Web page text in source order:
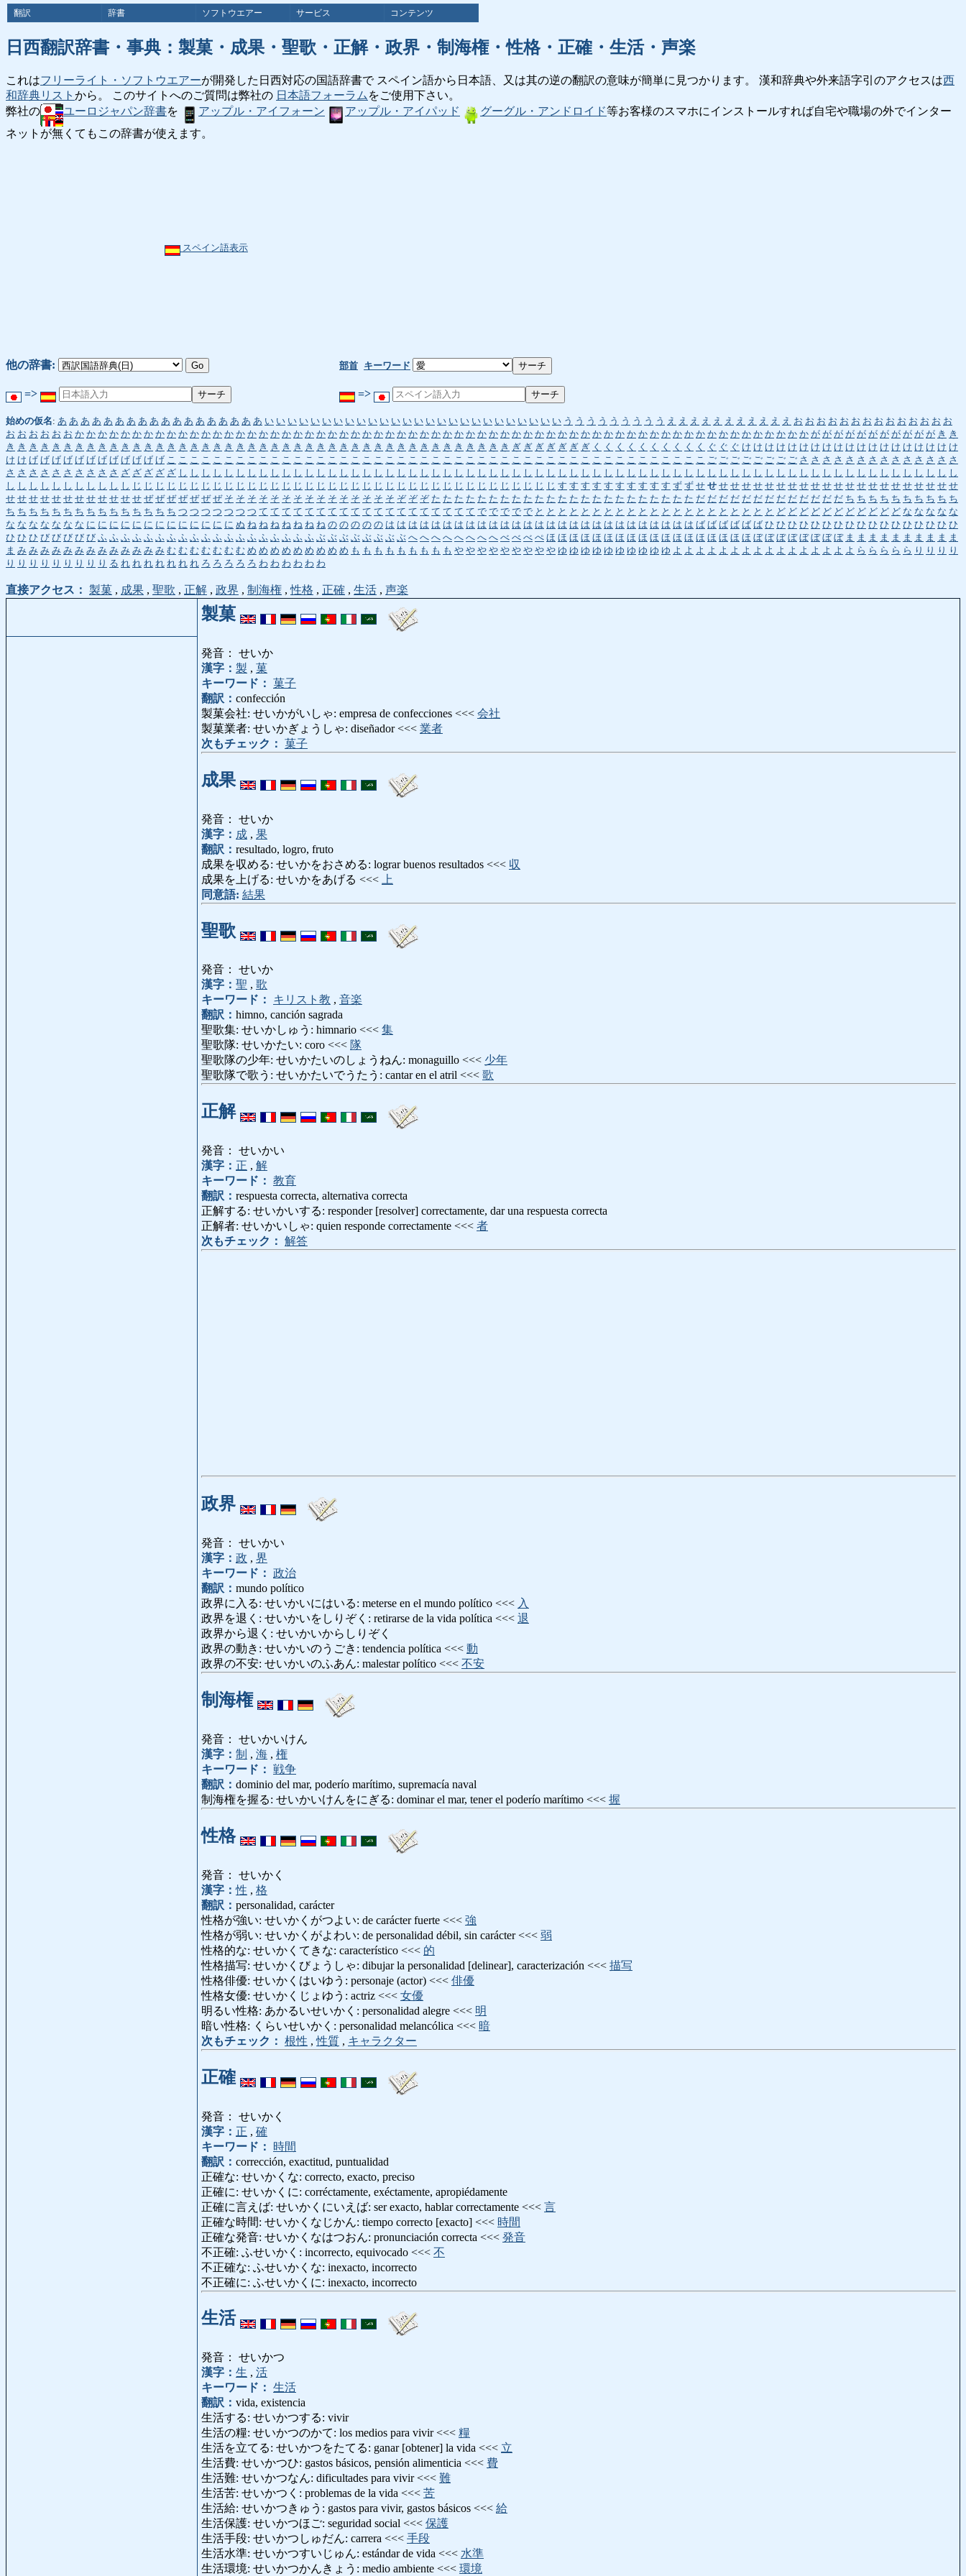
翻訳 辞書 ソフトウエアー サービス コンテンツ
日西翻訳辞書・事典：製菓・成果・聖歌・正解・政界・制海権・性格・正確・生活・声楽
これはフリーライト・ソフトウエアーが開発した日西対応の国語辞書で スペイン語から日本語、又は其の逆の翻訳の意味が簡単に見つかります。 漢和辞典や外来語字引のアクセスは西
和辞典リスト から。 このサイトへのご質問は弊社の 日本語フォーラム をご使用下さい。
弊社の
ユーロジャパン辞書を アップル・アイフォーン アップル・アイパッド グーグル・アンドロイド等お客様のスマホにインストールすれば自宅や職場の外でインター
ネットが無くてもこの辞書が使えます。
スペイン語表示
他の辞書: 部首 キーワード
=> =>
始めの仮名: あ あ あ あ あ あ あ あ あ あ あ あ あ あ あ あ あ あ い い い い い い い い い い い い い い い い い い い い い い い い い い う う う う う う う う う え え え え え え え え え え え お お お お お お お お お お お お お お
お お お お お お か か か か か か か か か か か か か か か か か か か か か か か か か か か か か か か か か か か か か か か か か か か か か か か か か か か か か か か か か か か か か か か か が が が が が が が が が が が き き
き き き き き き き き き き き き き き き き き き き き き き き き き き き き き き き き き き き き き き き き き き き き ぎ ぎ ぎ ぎ ぎ ぎ ぎ く く く く く く く く く く ぐ ぐ ぐ け け け け け け け け け け け け け け け け け け け
け け げ げ げ げ げ げ げ げ げ げ げ げ こ こ こ こ こ こ こ こ こ こ こ こ こ こ こ こ こ こ こ こ こ こ こ こ こ こ こ こ こ こ こ こ こ こ こ こ こ こ こ こ こ こ こ こ こ こ こ ご ご ご ご ご ご ご ご さ さ さ さ さ さ さ さ さ さ さ さ さ さ
さ さ さ さ さ さ さ さ さ さ ざ ざ ざ ざ ざ し し し し し し し し し し し し し し し し し し し し し し し し し し し し し し し し し し し し し し し し し し し し し し し し し し し し し し し し し し し し し し し し し し し し
し し し し し し し し し し し じ じ じ じ じ じ じ じ じ じ じ じ じ じ じ じ じ じ じ じ じ じ じ じ じ じ じ じ じ じ じ じ じ じ じ じ じ す す す す す す す す す す ず ず せ せ せ せ せ せ せ せ せ せ せ せ せ せ せ せ せ せ せ せ せ せ せ
せ せ せ せ せ せ せ せ せ せ せ せ ぜ ぜ ぜ ぜ ぜ ぜ ぜ そ そ そ そ そ そ そ そ そ そ そ そ そ そ そ ぞ ぞ ぞ た た た た た た た た た た た た た た た た た た た た た た た だ だ だ だ だ だ だ だ だ だ だ だ だ ち ち ち ち ち ち ち ち ち ち
ち ち ち ち ち ち ち ち ち ち ち ち ち ち ち つ つ つ つ つ つ つ て て て て て て て て て て て て て て て て て て て で で で で で と と と と と と と と と と と と と と と と と と と と と ど ど ど ど ど ど ど ど ど ど ど な な な な な
な な な な な な な に に に に に に に に に に に に に ぬ ね ね ね ね ね ね ね の の の の の は は は は は は は は は は は は は は は は は は は は は は は は は は は ば ば ば ば ば ば ひ ひ ひ ひ ひ ひ ひ ひ ひ ひ ひ ひ ひ ひ ひ ひ ひ
ひ ひ ひ び び び び び ふ ふ ふ ふ ふ ふ ふ ふ ふ ふ ふ ふ ふ ふ ふ ふ ふ ふ ふ ぶ ぶ ぶ ぶ ぶ ぶ ぶ ぶ へ へ へ へ へ へ へ へ べ べ べ ぺ ほ ほ ほ ほ ほ ほ ほ ほ ほ ほ ほ ほ ほ ほ ほ ほ ほ ほ ぼ ぼ ぼ ぼ ぼ ぼ ぼ ぼ ま ま ま ま ま ま ま ま ま ま
ま み み み み み み み み み み み み み む む む む む む む め め め め め め め め め も も も も も も も も も や や や や や や や や や ゆ ゆ ゆ ゆ ゆ ゆ ゆ ゆ ゆ ゆ よ よ よ よ よ よ よ よ よ よ よ よ よ よ よ よ ら ら ら ら ら り り り り
り り り り り り り り り る れ れ れ れ れ れ れ ろ ろ ろ ろ ろ わ わ わ わ わ わ
直接アクセス： 製菓 , 成果 , 聖歌 , 正解 , 政界 , 制海権 ,性格 , 正確 , 生活 , 声楽
製菓
発音： せいか
漢字： 製 , 菓
キーワード： 菓子
翻訳： confección
製菓会社: せいかがいしゃ: empresa de confecciones <<< 会社
製菓業者: せいかぎょうしゃ: diseñador <<< 業者
次もチェック： 菓子
成果
発音： せいか
漢字： 成 , 果
翻訳： resultado, logro, fruto
成果を収める: せいかをおさめる: lograr buenos resultados <<< 収
成果を上げる: せいかをあげる <<<
上
同意語: 結果
聖歌
発音： せいか
漢字： 聖 , 歌
キーワード：
キリスト教 , 音楽
翻訳： himno, canción sagrada
聖歌集: せいかしゅう: himnario <<< 集
聖歌隊: せいかたい: coro <<< 隊
聖歌隊の少年: せいかたいのしょうねん: monaguillo <<< 少年
聖歌隊で歌う: せいかたいでうたう: cantar en el atril <<< 歌
正解
発音： せいかい
漢字： 正 , 解
キーワード： 教育
翻訳： respuesta correcta, alternativa correcta
正解する: せいかいする: responder [resolver] correctamente, dar una respuesta correcta
正解者: せいかいしゃ: quien responde correctamente <<< 者
次もチェック： 解答
政界
発音： せいかい
漢字： 政 , 界
キーワード： 政治
翻訳： mundo político
政界に入る: せいかいにはいる: meterse en el mundo político <<< 入
政界を退く: せいかいをしりぞく: retirarse de la vida política <<< 退
政界から退く: せいかいからしりぞく
政界の動き: せいかいのうごき: tendencia política <<< 動
政界の不安: せいかいのふあん: malestar político <<< 不安
制海権
発音： せいかいけん
漢字： 制 , 海 , 権
キーワード： 戦争
翻訳： dominio del mar, poderío marítimo, supremacía naval
制海権を握る: せいかいけんをにぎる: dominar el mar, tener el poderío marítimo <<< 握
性格
発音： せいかく
漢字：性 , 格
翻訳： personalidad, carácter
性格が強い: せいかくがつよい: de carácter fuerte <<< 強
性格が弱い: せいかくがよわい: de personalidad débil, sin carácter <<< 弱
性格的な: せいかくてきな: característico <<< 的
性格描写: せいかくびょうしゃ: dibujar la personalidad [delinear], caracterización <<< 描写
性格俳優: せいかくはいゆう: personaje (actor) <<< 俳優
性格女優: せいかくじょゆう: actriz <<< 女優
明るい性格: あかるいせいかく: personalidad alegre <<< 明
暗い性格: くらいせいかく: personalidad melancólica <<< 暗
次もチェック： 根性 ,性質 , キャラクター
正確
発音： せいかく
漢字： 正 , 確
キーワード：
時間
翻訳： corrección, exactitud, puntualidad
正確な: せいかくな: correcto, exacto, preciso
正確に: せいかくに: corréctamente, exéctamente, apropiédamente
正確に言えば: せいかくにいえば: ser exacto, hablar correctamente <<< 言
正確な時間: せいかくなじかん: tiempo correcto [exacto] <<< 時間
正確な発音: せいかくなはつおん: pronunciación correcta <<< 発音
不正確: ふせいかく: incorrecto, equivocado <<< 不
不正確な: ふせいかくな: inexacto, incorrecto
不正確に: ふせいかくに: inexacto, incorrecto
生活
発音： せいかつ
漢字： 生 , 活
キーワード： 生活
翻訳： vida, existencia
生活する: せいかつする: vivir
生活の糧: せいかつのかて: los medios para vivir <<< 糧
生活を立てる: せいかつをたてる: ganar [obtener] la vida <<< 立
生活費: せいかつひ: gastos básicos, pensión alimenticia <<< 費
生活難: せいかつなん: dificultades para vivir <<< 難
生活苦: せいかつく: problemas de la vida <<< 苦
生活給: せいかつきゅう: gastos para vivir, gastos básicos <<< 給
生活保護: せいかつほご: seguridad social <<< 保護
生活手段: せいかつしゅだん: carrera <<< 手段
生活水準: せいかつすいじゅん: estándar de vida <<< 水準
生活環境: せいかつかんきょう: medio ambiente <<< 環境